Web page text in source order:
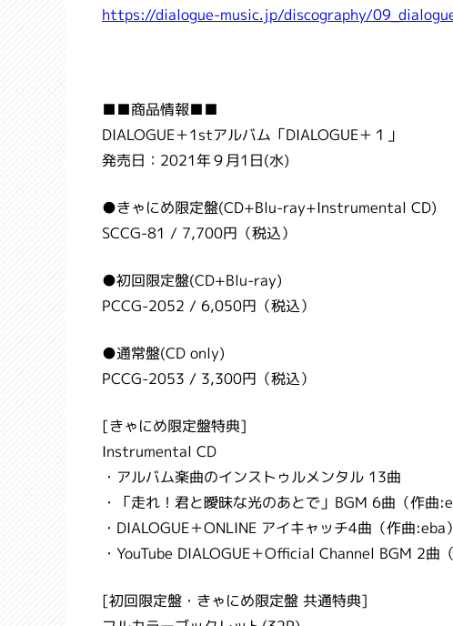
https://dialogue-music.jp/discography/
■■商品情報■■
DIALOGUE＋1stアルバム「DIALOGUE＋１」
発売日：2021年９月1日(水)
●きゃにめ限定盤(CD+Blu-ray+Instrumental CD)
SCCG-81 / 7,700円（税込）
●初回限定盤(CD+Blu-ray)
PCCG-2052 / 6,050円（税込）
●通常盤(CD only)
PCCG-2053 / 3,300円（税込）
[きゃにめ限定盤特典]
Instrumental CD
・アルバム楽曲のインストゥルメンタル 13曲
・「走れ！君と曖昧な光のあとで」BGM 6曲（作曲
・DIALOGUE＋ONLINE アイキャッチ4曲（作曲:eba）
・YouTube DIALOGUE＋Official Channel BGM 2曲
[初回限定盤・きゃにめ限定盤 共通特典]